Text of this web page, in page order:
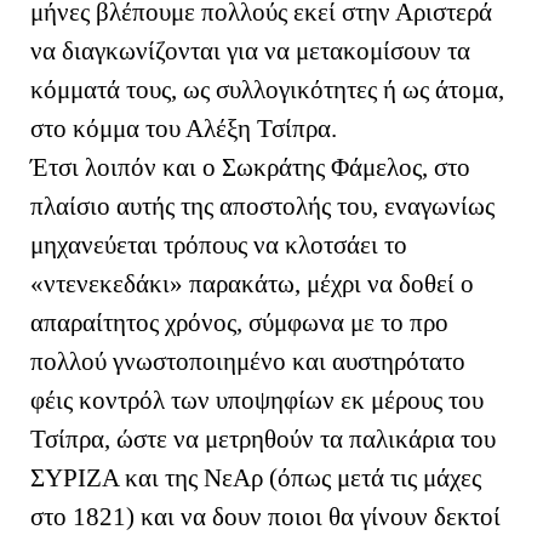
μήνες βλέπουμε πολλούς εκεί στην Αριστερά
να διαγκωνίζονται για να μετακομίσουν τα
κόμματά τους, ως συλλογικότητες ή ως άτομα,
στο κόμμα του Αλέξη Τσίπρα.
Έτσι λοιπόν και ο Σωκράτης Φάμελος, στο
πλαίσιο αυτής της αποστολής του, εναγωνίως
μηχανεύεται τρόπους να κλοτσάει το
«ντενεκεδάκι» παρακάτω, μέχρι να δοθεί ο
απαραίτητος χρόνος, σύμφωνα με το προ
πολλού γνωστοποιημένο και αυστηρότατο
φέις κοντρόλ των υποψηφίων εκ μέρους του
Τσίπρα, ώστε να μετρηθούν τα παλικάρια του
ΣΥΡΙΖΑ και της ΝεΑρ (όπως μετά τις μάχες
στο 1821) και να δουν ποιοι θα γίνουν δεκτοί